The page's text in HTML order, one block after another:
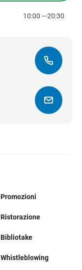
10:00 —20:30
Promozioni
Ristorazione
Bibliotake
Whistleblowing